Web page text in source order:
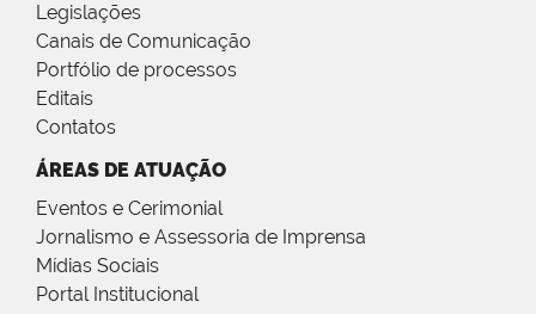
Legislações
Canais de Comunicação
Portfólio de processos
Editais
Contatos
ÁREAS DE ATUAÇÃO
Eventos e Cerimonial
Jornalismo e Assessoria de Imprensa
Mídias Sociais
Portal Institucional